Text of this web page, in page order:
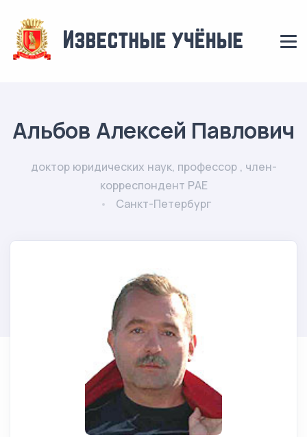
Альбов Алексей Павлович
доктор юридических наук, профессор , член-
корреспондент РАЕ
Санкт-Петербург